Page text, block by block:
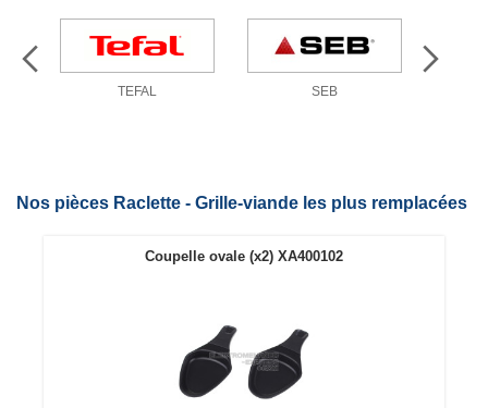
TEFAL SEB
Nos pièces Raclette - Grille-viande les plus remplacées
Coupelle ovale (x2) XA400102